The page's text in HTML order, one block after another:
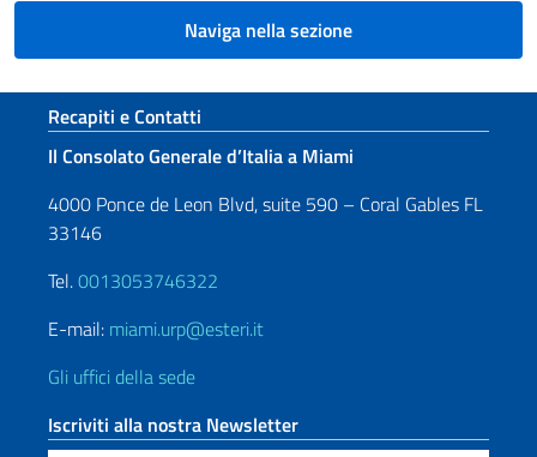
Naviga nella sezione
Sezione footer
Recapiti e Contatti
Il Consolato Generale d’Italia a Miami
4000 Ponce de Leon Blvd, suite 590 – Coral Gables FL
33146
Tel.0013053746322
E-mail: miami.urp@esteri.it
Gli uffici della sede
Iscriviti alla nostra Newsletter